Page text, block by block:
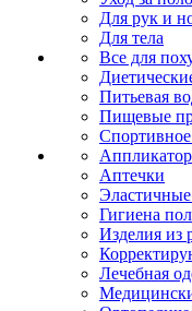
Для рук и
Для тела
Все для
Питьевая
Пищевые
Аптечки
Гигиена
Изделия из
Лечебная